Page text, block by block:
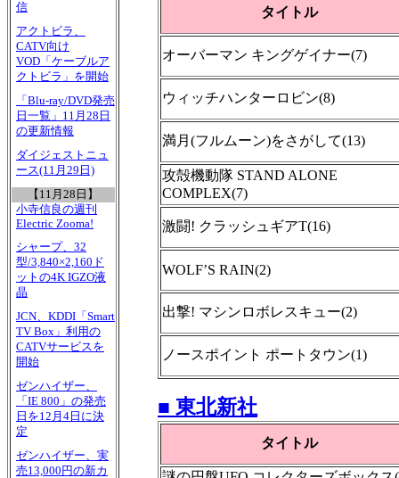
信
アクトビラ、
CATV向け
VOD「ケーブルア
クトビラ」を開始
「Blu-ray/DVD発売
日一覧」11月28日
の更新情報
ダイジェストニュ
ース(11月29日)
【11月28日】
小寺信良の週刊
Electric Zooma!
シャープ、32
型/3,840×2,160ド
ットの4K IGZO液
晶
JCN、KDDI「Smart
TV Box」利用の
CATVサービスを
開始
ゼンハイザー、
「IE 800」の発売
日を12月4日に決
定
ゼンハイザー、実
売13,000円の新カ
タイトル
オーバーマン キングゲイナー(7)
ウィッチハンターロビン(8)
満月(フルムーン)をさがして(13)
攻殻機動隊 STAND ALONE
COMPLEX(7)
激闘! クラッシュギアT(16)
WOLF’S RAIN(2)
出撃! マシンロボレスキュー(2)
ノースポイント ポートタウン(1)
■ 東北新社
タイトル